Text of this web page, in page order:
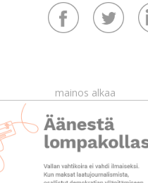
mainos alkaa